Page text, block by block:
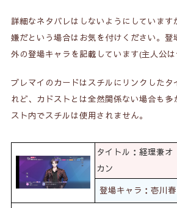
詳細なネタバレはしないようにしています
嫌だという場合はお気を付けください。登
外の登場キャラを記載しています(主人公は
ブレマイのカードはスチルにリンクしたタ
れど、カドストとは全然関係ない場合も多
スト内でスチルは使用されません。
タイトル：経理兼オ
カン
登場キャラ：壱川春